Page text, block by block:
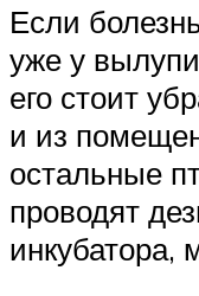
Если
уже у
его стоит
и из
остальные
проводят
инкубатора,